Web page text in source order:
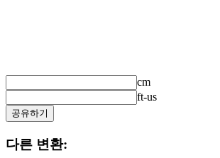
cm
ft-us
공유하기
다른 변환: